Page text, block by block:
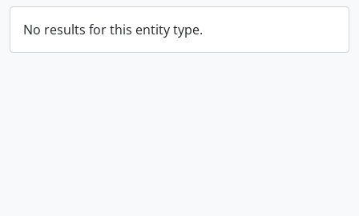
No results for this entity type.